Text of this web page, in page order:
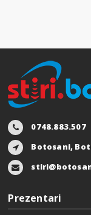
0748.883.507
Botosani,
Prezentari